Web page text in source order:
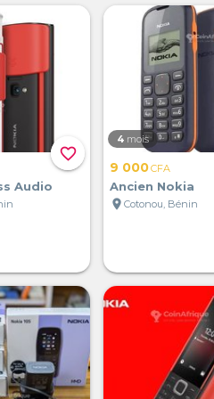
favorite_border
Audio
4 mois
9 000CFA
Ancien Nokia
location_onCotonou, Bénin